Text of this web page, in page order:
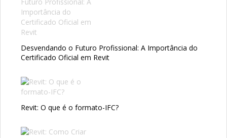
Desvendando o Futuro Profissional: A Importância do
Certificado Oficial em Revit
Revit: O que é o formato-IFC?